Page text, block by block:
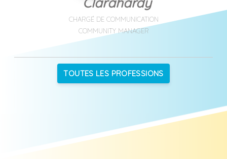
CHARGÉ DE COMMUNICATION
COMMUNITY MANAGER
TOUTES LES PROFESSIONS